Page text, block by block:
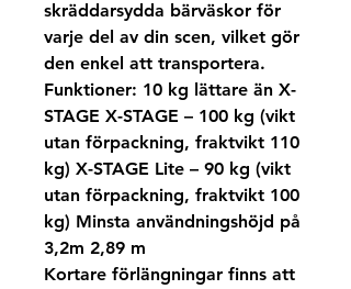
skräddarsydda bärväskor för
varje del av din scen, vilket gör
den enkel att transportera.
Funktioner: 10 kg lättare än X-
STAGE X-STAGE – 100 kg (vikt
utan förpackning, fraktvikt 110
kg) X-STAGE Lite – 90 kg (vikt
utan förpackning, fraktvikt 100
kg) Minsta användningshöjd på
3,2m 2,89 m
Kortare förlängningar finns att